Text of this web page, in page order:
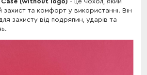
захист та комфорт у використанні. Він
захисту від подряпин, ударів та